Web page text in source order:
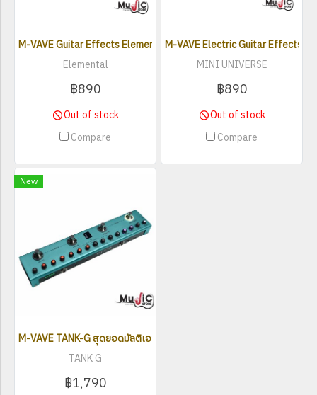
M-VAVE Guitar Effects Elemental Digital Delay Model
Elemental
฿890
Out of stock
Compare
M-VAVE Electric Guitar Effects,
MINI UNIVERSE
฿890
Out of stock
Compare
New
M-VAVE TANK-G สุดยอดมัลติเอฟเฟค ฟังชั่นจัดเต็ม
TANK G
฿1,790